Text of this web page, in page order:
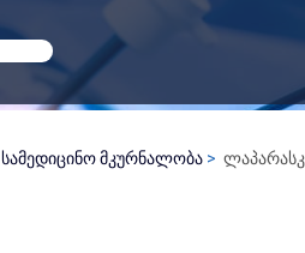
სამედიცინო მკურნალობა